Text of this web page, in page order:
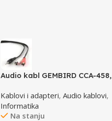
Audio kabl GEMBIRD CCA-458,
Kablovi i adapteri, Audio kablovi,
Informatika
Na stanju